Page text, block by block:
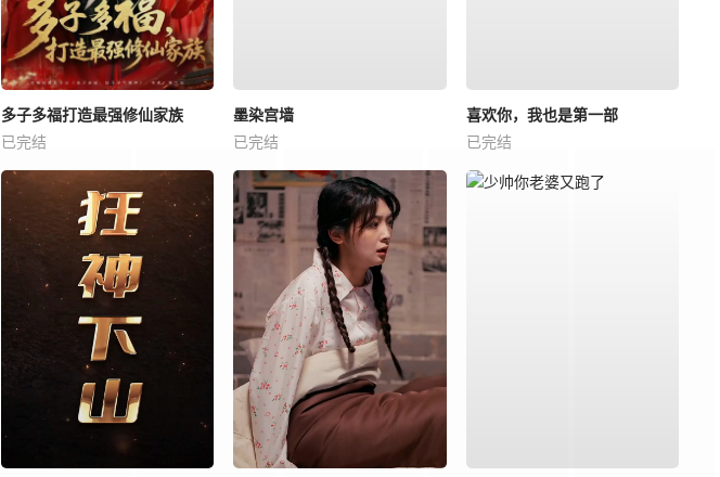
多子多福打造最强修仙家族
已完结
墨染宫墙
已完结
喜欢你，我也是第一部
已完结